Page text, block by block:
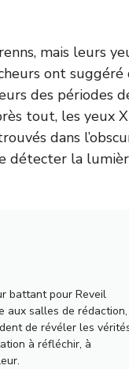
mais leurs
ont suggéré
des périodes
tout, les yeux
dans
détecter la
battant pour Reveil
aux salles de rédaction,
de révéler les
à réfléchir, à